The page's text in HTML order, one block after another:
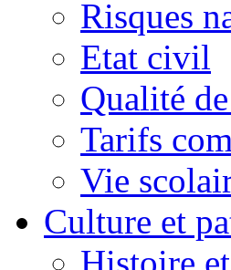
Risques
Etat civil
Qualité
Tarifs
Vie
Culture et
Histoire